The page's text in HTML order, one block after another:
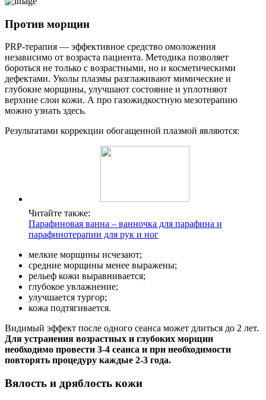
Против морщин
PRP-терапия — эффективное средство омоложения
независимо от возраста пациента. Методика позволяет
бороться не только с возрастными, но и косметическими
дефектами. Уколы плазмы разглаживают мимические и
глубокие морщины, улучшают состояние и уплотняют
верхние слои кожи. А про газожидкостную мезотерапию
можно узнать здесь.
Результатами коррекции обогащенной плазмой являются:
Читайте также:
Парафиновая ванна – ванночка для парафина и
парафинотерапии для рук и ног
мелкие морщины исчезают;
средние морщины менее выражены;
рельеф кожи выравнивается;
глубокое увлажнение;
улучшается тургор;
кожа подтягивается.
Видимый эффект после одного сеанса может длиться до 2 лет.
Для устранения возрастных и глубоких морщин
необходимо провести 3-4 сеанса и при необходимости
повторять процедуру каждые 2-3 года.
Вялость и дряблость кожи